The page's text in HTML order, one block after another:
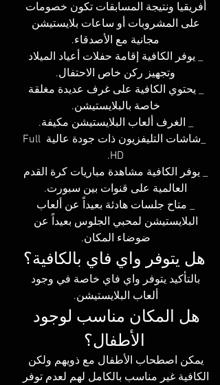
أفريقيا ونتيجة المسابقات تكون خصومات
على المشروبات أو ساعات بلايستيشن
مجانية مع الأصدقاء.
_ يوفر الكافية إقامة حفلات أعياد الميلاد
وتجهيز ركن خاص الاحتفال.
_ يحتوي الكافية على غرف عديدة مغلقة
خاصة بالبلايستيشن.
_ الغرف ألعاب البلايستيشن مكيفة.
_شاشات التليفزيون ذات جودة عالية Full
HD.
_ يوفر الكافية مشاهدة مباريات كرة القدم
العالمية على قنوات بين سبورت.
_ متاح جلسات هادئة بعيداً عن ألعاب
البلايستيشن لمحبي الجلوس بعيداً عن
ضوضاء المكان.
هل يتوفر واي فاي بالكافية؟
بالتأكيد يتوفر واي فاي خاصة في وجود
ألعاب البلايستيشن.
هل المكان مناسب لوجود
الأطفال؟
يمكن اصطحاب الأطفال مع ذويهم ولكن
الكافية غير مناسب بالكامل لهم لعدم توفر